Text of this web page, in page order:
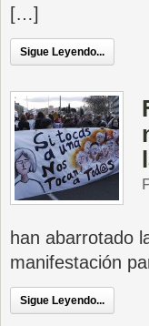
[…]
Sigue Leyendo...
han abarrotado
manifestación
Sigue Leyendo...